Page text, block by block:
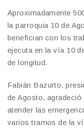
Aproximadamente
la parroquia 10 de
benefician con los
ejecuta en la vía 10
de longitud.
Fabián Bazurto,
de Agosto,
atender las
varios tramos de la